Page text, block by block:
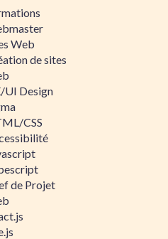
Web
de sites
UI Design
CSS
de Projet